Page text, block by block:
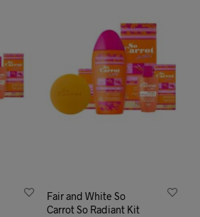
Fair and White So
Carrot So Radiant Kit